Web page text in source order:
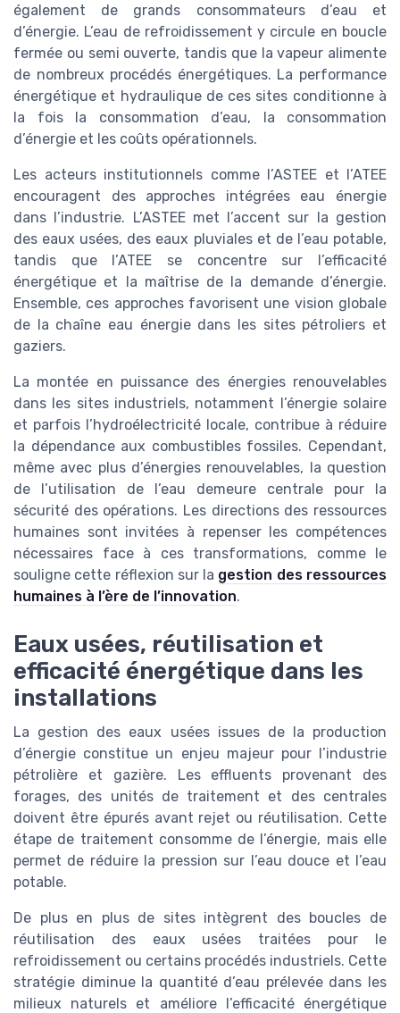
également de grands consommateurs d’eau et
d’énergie. L’eau de refroidissement y circule en boucle
fermée ou semi ouverte, tandis que la vapeur alimente
de nombreux procédés énergétiques. La performance
énergétique et hydraulique de ces sites conditionne à
la fois la consommation d’eau, la consommation
d’énergie et les coûts opérationnels.
Les acteurs institutionnels comme l’ASTEE et l’ATEE
encouragent des approches intégrées eau énergie
dans l’industrie. L’ASTEE met l’accent sur la gestion
des eaux usées, des eaux pluviales et de l’eau potable,
tandis que l’ATEE se concentre sur l’efficacité
énergétique et la maîtrise de la demande d’énergie.
Ensemble, ces approches favorisent une vision globale
de la chaîne eau énergie dans les sites pétroliers et
gaziers.
La montée en puissance des énergies renouvelables
dans les sites industriels, notamment l’énergie solaire
et parfois l’hydroélectricité locale, contribue à réduire
la dépendance aux combustibles fossiles. Cependant,
même avec plus d’énergies renouvelables, la question
de l’utilisation de l’eau demeure centrale pour la
sécurité des opérations. Les directions des ressources
humaines sont invitées à repenser les compétences
nécessaires face à ces transformations, comme le
souligne cette réflexion sur la gestion des ressources
humaines à l’ère de l’innovation.
Eaux usées, réutilisation et
efficacité énergétique dans les
installations
La gestion des eaux usées issues de la production
d’énergie constitue un enjeu majeur pour l’industrie
pétrolière et gazière. Les effluents provenant des
forages, des unités de traitement et des centrales
doivent être épurés avant rejet ou réutilisation. Cette
étape de traitement consomme de l’énergie, mais elle
permet de réduire la pression sur l’eau douce et l’eau
potable.
De plus en plus de sites intègrent des boucles de
réutilisation des eaux usées traitées pour le
refroidissement ou certains procédés industriels. Cette
stratégie diminue la quantité d’eau prélevée dans les
milieux naturels et améliore l’efficacité énergétique